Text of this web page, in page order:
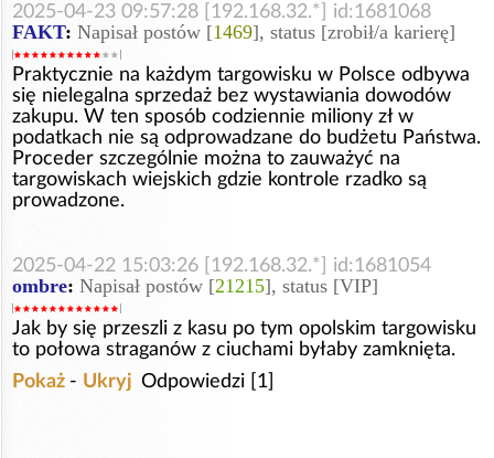
2025-04-23 09:57:28 [192.168.32.*] id:1681068
FAKT: Napisał postów [1469], status [zrobił/a karierę]
Praktycznie na każdym targowisku w Polsce odbywa
się nielegalna sprzedaż bez wystawiania dowodów
zakupu. W ten sposób codziennie miliony zł w
podatkach nie są odprowadzane do budżetu Państwa.
Proceder szczególnie można to zauważyć na
targowiskach wiejskich gdzie kontrole rzadko są
prowadzone.
2025-04-22 15:03:26 [192.168.32.*] id:1681054
ombre: Napisał postów [21215], status [VIP]
Jak by się przeszli z kasu po tym opolskim targowisku
to połowa straganów z ciuchami byłaby zamknięta.
Pokaż - Ukryj Odpowiedzi [1]